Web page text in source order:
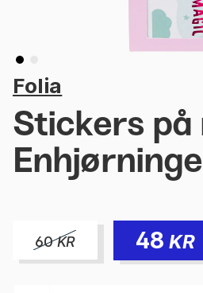
Folia
Stickers på
60KR 48 KR